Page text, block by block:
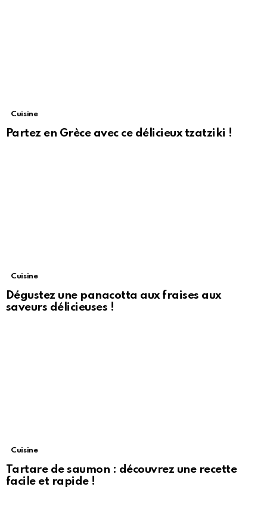
Cuisine
Partez en Grèce avec ce délicieux tzatziki !
Cuisine
Dégustez une panacotta aux fraises aux
saveurs délicieuses !
Cuisine
Tartare de saumon : découvrez une recette
facile et rapide !